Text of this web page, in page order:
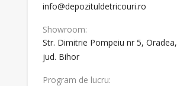
info@depozituldetricouri.ro
Showroom:
Str. Dimitrie Pompeiu nr 5, Oradea,
jud. Bihor
Program de lucru: